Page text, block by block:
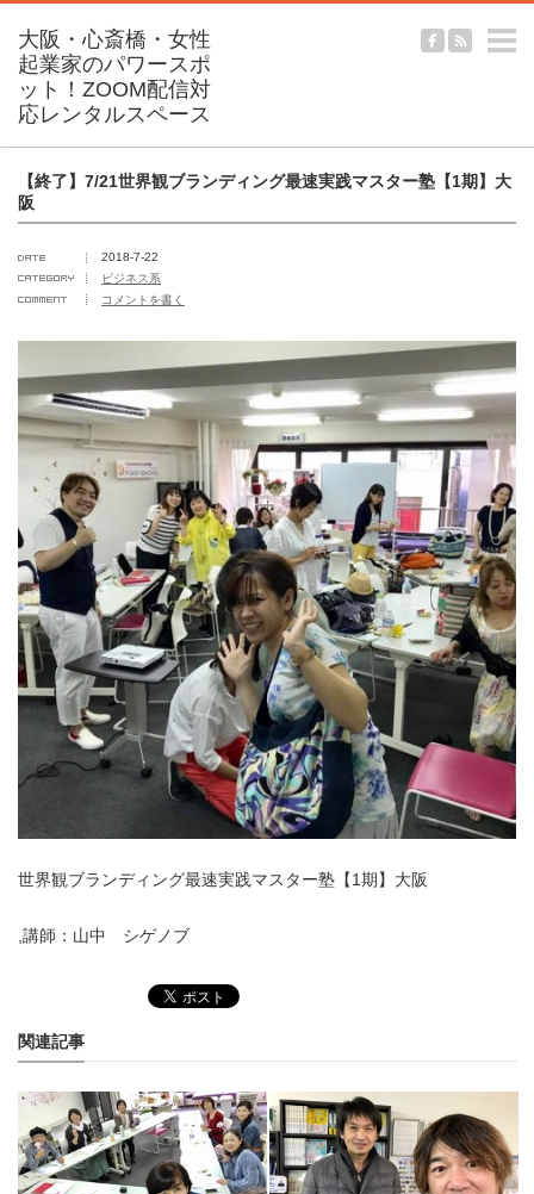
【終了】7/21世界観ブランディング最速実践マスター塾【1期】大
阪
2018-7-22
ビジネス系
コメントを書く
世界観ブランディング最速実践マスター塾【1期】大阪
,講師：山中 シゲノブ
関連記事